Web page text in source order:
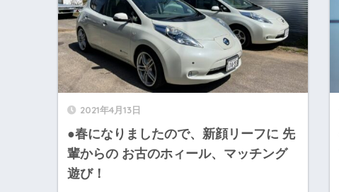
2021年4月13日
●春になりましたので、新顔リーフに 先
輩からの お古のホィール、マッチング
遊び！